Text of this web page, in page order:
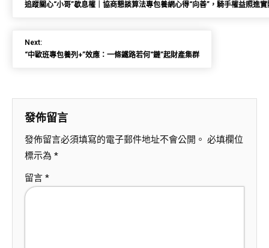
追蹤關心“小哥”歇息權｜協商懇談算法專包養網心得“向善”，騎手權益照進實
Next:
“中歐班專包養列+”效應：一條鐵路若何“鏈”起財產集群
發佈留言
發佈留言必須填寫的電子郵件地址不會公開。 必填欄位
標示為 *
留言 *